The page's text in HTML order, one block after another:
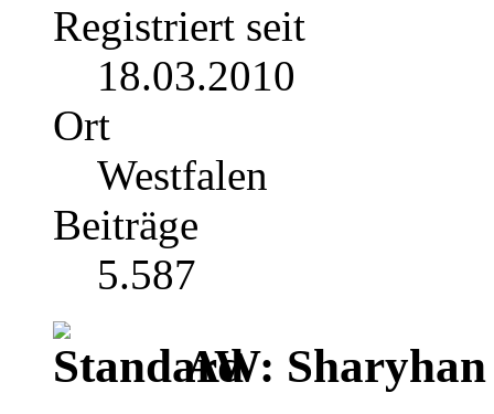
Registriert seit
18.03.2010
Ort
Westfalen
Beiträge
5.587
AW: Sharyhan